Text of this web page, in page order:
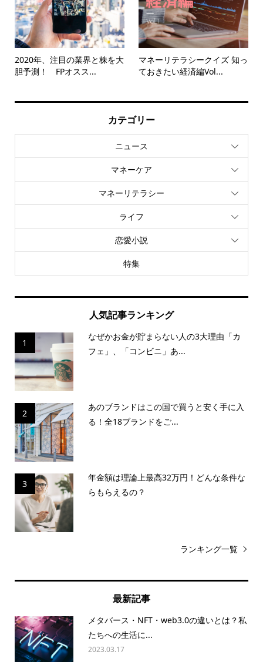
2020年、注目の業界と株を大
胆予測！ FPオスス...
マネーリテラシークイズ 知っ
ておきたい経済編Vol...
カテゴリー
ニュース
マネーケア
マネーリテラシー
ライフ
恋愛小説
特集
人気記事ランキング
1
なぜかお金が貯まらない人の3大理由「カ
フェ」、「コンビニ」あ...
2
あのブランドはこの国で買うと安く手に入
る！全18ブランドをご...
3
年金額は理論上最高32万円！どんな条件な
らもらえるの？
ランキング一覧
最新記事
メタバース・NFT・web3.0の違いとは？私
たちへの生活に...
2023.03.17